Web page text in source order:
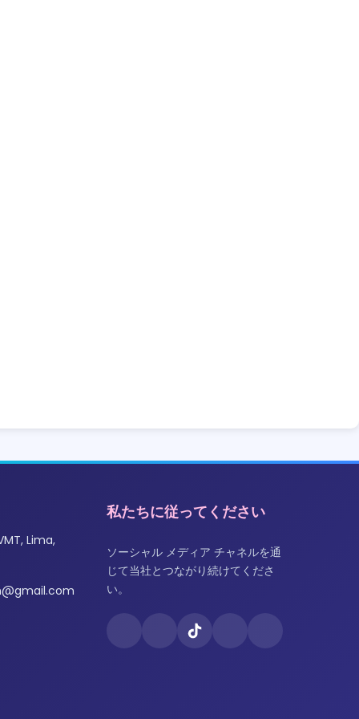
Lima,
私たちに従ってください
ソーシャル メディア チャネルを通
じて当社とつながり続けてくださ
い。